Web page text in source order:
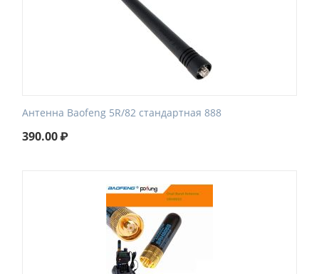
Антенна Baofeng 5R/82 стандартная 888
390.00₽